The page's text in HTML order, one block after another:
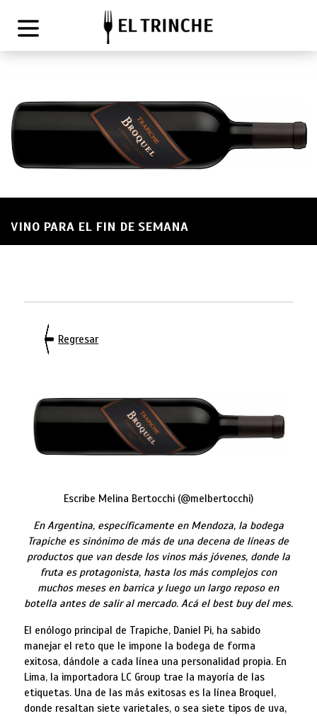
VINO PARA EL FIN DE SEMANA
Regresar
Escribe Melina Bertocchi (@melbertocchi)
En Argentina, específicamente en Mendoza, la bodega
Trapiche es sinónimo de más de una decena de líneas de
productos que van desde los vinos más jóvenes, donde la
fruta es protagonista, hasta los más complejos con
muchos meses en barrica y luego un largo reposo en
botella antes de salir al mercado. Acá el best buy del mes.
El enólogo principal de Trapiche, Daniel Pi, ha sabido
manejar el reto que le impone la bodega de forma
exitosa, dándole a cada línea una personalidad propia. En
Lima, la importadora LC Group trae la mayoría de las
etiquetas. Una de las más exitosas es la línea Broquel,
donde resaltan siete varietales, o sea siete tipos de uva,